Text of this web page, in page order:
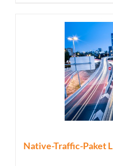
Native-Traffic-Paket L